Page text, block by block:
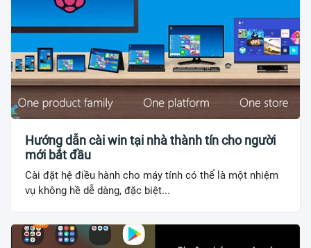
Hướng dẫn cài win tại nhà thành tín cho người
mới bắt đầu
Cài đặt hệ điều hành cho máy tính có thể là một nhiệm
vụ không hề dễ dàng, đặc biệt...